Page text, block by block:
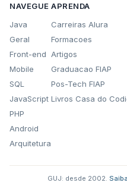
NAVEGUE
Java
Geral
Front-end
Mobile
SQL
JavaScript
PHP
Android
Arquitetura
APRENDA
Carreiras Alura
Formacoes
Artigos
Graduacao FIAP
Pos-Tech FIAP
Livros Casa do
GUJ: desde 2002.